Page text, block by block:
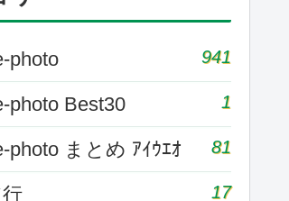
photo 941
photo Best30 1
photo まとめ ｱｲｳｴｵ 81
17